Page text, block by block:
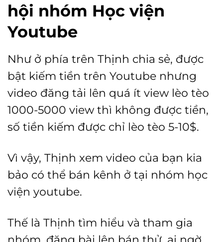
hội nhóm Học viện
Youtube
Như ở phía trên Thịnh chia sẻ, được
bật kiếm tiền trên Youtube nhưng
video đăng tải lên quá ít view lèo tèo
1000-5000 view thì không được tiền,
số tiền kiếm được chỉ lèo tèo 5-10$.
Vì vậy, Thịnh xem video của bạn kia
bảo có thể bán kênh ở tại nhóm học
viện youtube.
Thế là Thịnh tìm hiểu và tham gia